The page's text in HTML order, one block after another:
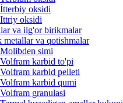
İtterbiy oksidi
Ittriy oksidi
va ilg'or birikmalar
va qotishmalar
Molibden simi
Volfram karbid to'pi
Volfram karbid pelleti
Volfram karbid qumi
Volfram granulasi